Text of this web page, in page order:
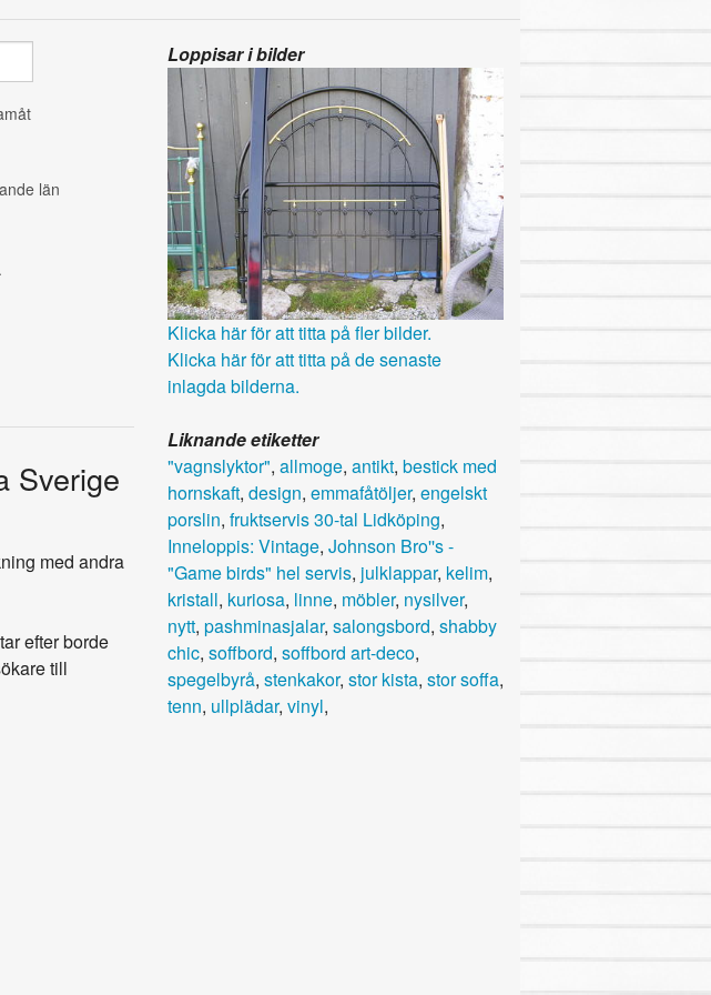
län
Sverige
med andra
efter borde
till
Loppisar i bilder
Klicka här för att titta på fler bilder.
Klicka här för att titta på de senaste
inlagda bilderna.
Liknande etiketter
"vagnslyktor", allmoge, antikt, bestick med
hornskaft, design, emmafåtöljer, engelskt
porslin, fruktservis 30-tal Lidköping,
Inneloppis: Vintage, Johnson Bro''s -
"Game birds" hel servis, julklappar, kelim,
kristall, kuriosa, linne, möbler, nysilver,
nytt, pashminasjalar, salongsbord, shabby
chic, soffbord, soffbord art-deco,
spegelbyrå, stenkakor, stor kista, stor soffa,
tenn, ullplädar, vinyl,